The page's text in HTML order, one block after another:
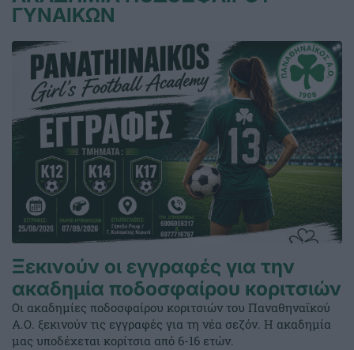
ΓΥΝΑΙΚΩΝ
Ξεκινούν οι εγγραφές για την
ακαδημία ποδοσφαίρου κοριτσιών
Οι ακαδημίες ποδοσφαίρου κοριτσιών του Παναθηναϊκού
Α.Ο. ξεκινούν τις εγγραφές για τη νέα σεζόν. Η ακαδημία
μας υποδέχεται κορίτσια από 6-16 ετών.